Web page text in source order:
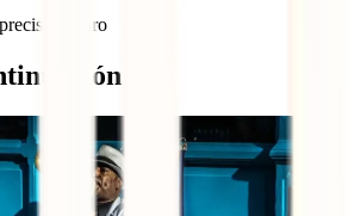
seguro